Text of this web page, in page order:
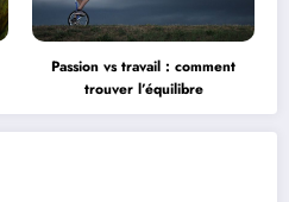
Passion vs travail : comment
trouver l’équilibre